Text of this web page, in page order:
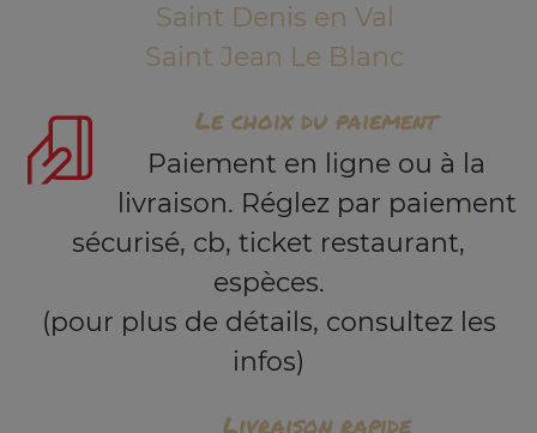
Saint Denis en Val
Saint Jean Le Blanc
Le choix du paiement
Paiement en ligne ou à la
livraison. Réglez par paiement
sécurisé, cb, ticket restaurant,
espèces.
(pour plus de détails, consultez les
infos)
Livraison rapide